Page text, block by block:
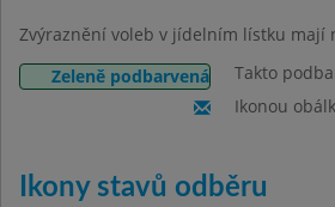
Zvýraznění voleb v jídelním lístku mají
Zeleně podbarvená
Takto
Ikonou
Ikony stavů odběru